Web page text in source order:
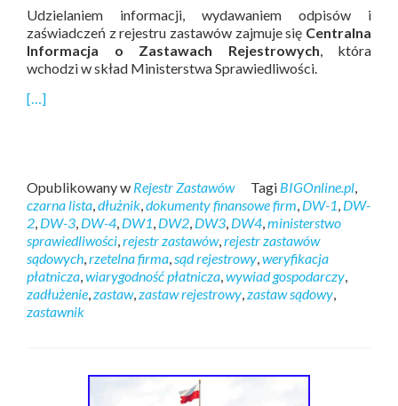
Udzielaniem informacji, wydawaniem odpisów i
zaświadczeń z rejestru zastawów zajmuje się Centralna
Informacja o Zastawach Rejestrowych, która
wchodzi w skład Ministerstwa Sprawiedliwości.
[…]
Opublikowany w Rejestr Zastawów Tagi BIGOnline.pl,
czarna lista,dłużnik,dokumenty finansowe firm, DW-1, DW-
2, DW-3, DW-4, DW1, DW2, DW3, DW4,ministerstwo
sprawiedliwości,rejestr zastawów,rejestr zastawów
sądowych,rzetelna firma,sąd rejestrowy,weryfikacja
płatnicza,wiarygodność płatnicza,wywiad gospodarczy,
zadłużenie,zastaw,zastaw rejestrowy,zastaw sądowy,
zastawnik